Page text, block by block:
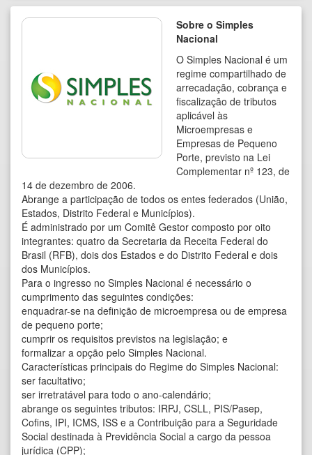
Sobre o Simples
Nacional
O Simples Nacional é um
regime compartilhado de
arrecadação, cobrança e
fiscalização de tributos
aplicável às
Microempresas e
Empresas de Pequeno
Porte, previsto na Lei
Complementar nº 123, de
14 de dezembro de 2006.
Abrange a participação de todos os entes federados (União,
Estados, Distrito Federal e Municípios).
É administrado por um Comitê Gestor composto por oito
integrantes: quatro da Secretaria da Receita Federal do
Brasil (RFB), dois dos Estados e do Distrito Federal e dois
dos Municípios.
Para o ingresso no Simples Nacional é necessário o
cumprimento das seguintes condições:
enquadrar-se na definição de microempresa ou de empresa
de pequeno porte;
cumprir os requisitos previstos na legislação; e
formalizar a opção pelo Simples Nacional.
Características principais do Regime do Simples Nacional:
ser facultativo;
ser irretratável para todo o ano-calendário;
abrange os seguintes tributos: IRPJ, CSLL, PIS/Pasep,
Cofins, IPI, ICMS, ISS e a Contribuição para a Seguridade
Social destinada à Previdência Social a cargo da pessoa
jurídica (CPP);